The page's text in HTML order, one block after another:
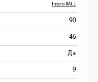
Intero BALL
90
46
Да
9